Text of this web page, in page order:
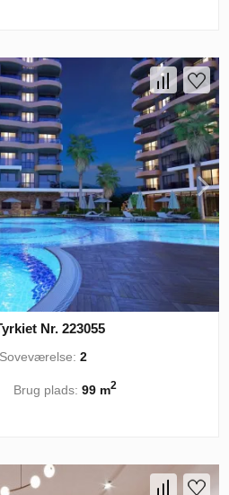
Nr. 223055
Soveværelse:2
Brug plads:99 m2